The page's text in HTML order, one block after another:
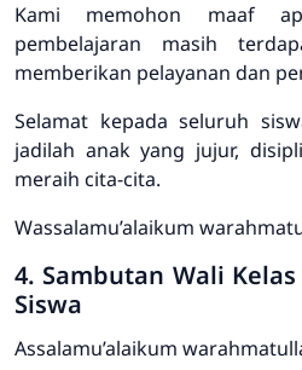
Kami memohon maaf
pembelajaran masih
memberikan pelayanan dan
Selamat kepada seluruh
jadilah anak yang jujur,
meraih cita-cita.
Wassalamu’alaikum
4. Sambutan Wali
Siswa
Assalamu’alaikum